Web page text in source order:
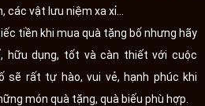
vật lưu niệm xa xỉ...
tiền khi mua quà tặng bố nhưng hãy
hữu dụng, tốt và càn thiết với cuộc
sẽ rất tự hào, vui vẻ, hạnh phúc khi
món quà tặng, quà biếu phù hợp.